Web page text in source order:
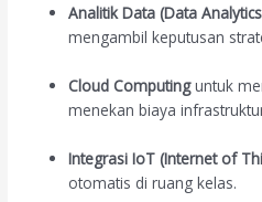
Analitik Data (Data
mengambil keputusan
Cloud Computinguntuk
menekan biaya
Integrasi IoT (Internet of
otomatis di ruang kelas.